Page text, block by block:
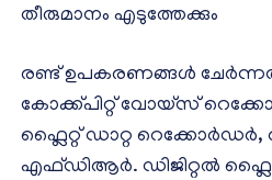
തീരുമാനം എടുത്തേക്കും
രണ്ട് ഉപകരണങ്ങൾ
കോക്ക്പിറ്റ് വോയ്‌സ്
ഫ്ലൈറ്റ് ഡാറ്റ റെക്കോർഡർ,
എഫ്ഡിആർ. ഡിജിറ്റൽ